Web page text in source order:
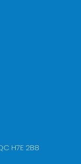
H7E 2B8